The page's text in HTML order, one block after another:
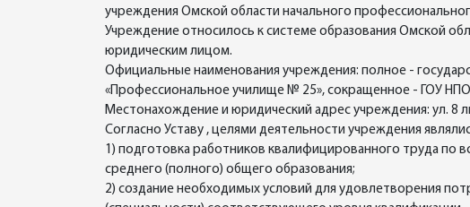
учреждения Омской области начального
Учреждение относилось к системе образования Омской
юридическим лицом.
Официальные наименования учреждения: полное -
«Профессиональное училище № 25», сокращенное - ГОУ
Местонахождение и юридический адрес учреждения: ул. 8
Согласно Уставу , целями деятельности учреждения
1) подготовка работников квалифицированного труда по
среднего (полного) общего образования;
2) создание необходимых условий для удовлетворения